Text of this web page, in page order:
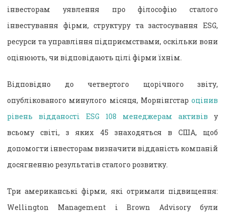
інвесторам уявлення про філософію сталого
інвестування фірми, структуру та застосування ESG,
ресурси та управління підприємствами, оскільки вони
оцінюють, чи відповідають цілі фірми їхнім.
Відповідно до четвертого щорічного звіту,
опублікованого минулого місяця, Морнінгстар оцінив
рівень відданості ESG 108 менеджерам активів у
всьому світі, з яких 45 знаходяться в США, щоб
допомогти інвесторам визначити відданість компаній
досягненню результатів сталого розвитку.
Три американські фірми, які отримали підвищення:
Wellington Management і Brown Advisory були